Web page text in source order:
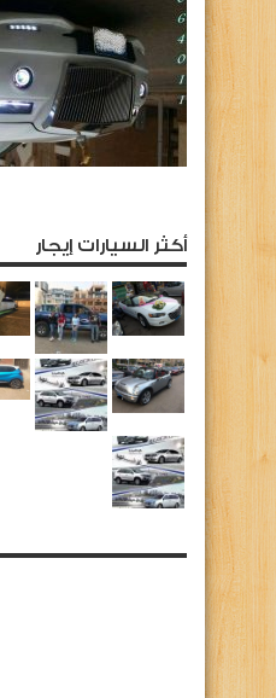
أكثر السيارات إيجار